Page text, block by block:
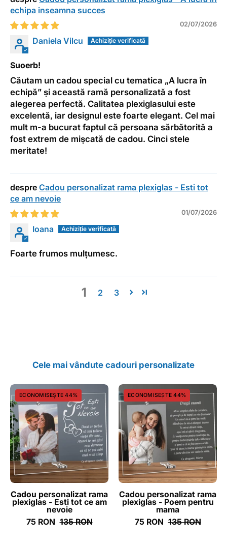
echipa inseamna succes
02/07/2026
Daniela Vilcu
Suoerb!
Căutam un cadou special cu tematica „A lucra în
echipă” și această ramă personalizată a fost
alegerea perfectă. Calitatea plexiglasului este
excelentă, iar designul este foarte elegant. Cel mai
mult m-a bucurat faptul că persoana sărbătorită a
fost extrem de mișcată de cadou. Cinci stele
meritate!
Cadou personalizat rama plexiglas - Esti tot
ce am nevoie
01/07/2026
Ioana
Foarte frumos mulțumesc.
1 2 3
Cele mai vândute cadouri personalizate
Cadou
personalizat
rama
plexiglas
tot
ce
am
nevoie
-
ECONOMISEȘTE 44%
Cadou personalizat rama
plexiglas - Esti tot ce am
nevoie
75 RON 135 RON
Cadou
personalizat
rama
plexiglas
Poem
pentru
mama
-
ghizbi.ro
ECONOMISEȘTE 44%
Cadou personalizat rama
plexiglas - Poem pentru
mama
75 RON 135 RON